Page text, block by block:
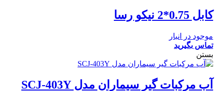
کابل 0.75*2 نیکو رسا
موجود در انبار
تماس بگیرید
بستن
آب مرکبات گیر سیماران مدل SCJ-403Y